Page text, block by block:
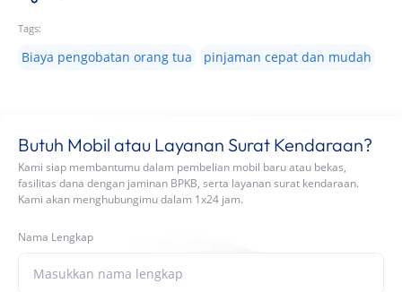
Tags:
Biaya pengobatan orang tua pinjaman cepat dan mudah
Butuh Mobil atau Layanan Surat Kendaraan?
Kami siap membantumu dalam pembelian mobil baru atau bekas,
fasilitas dana dengan jaminan BPKB, serta layanan surat kendaraan.
Kami akan menghubungimu dalam 1x24 jam.
Nama Lengkap